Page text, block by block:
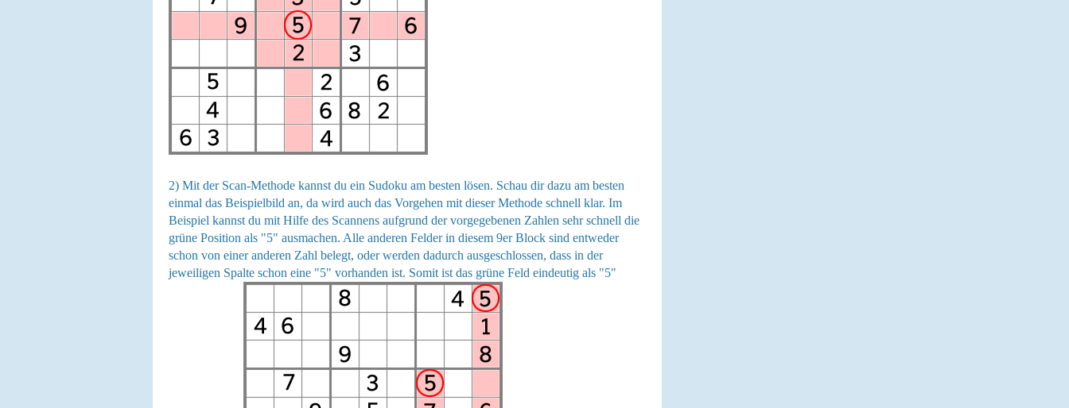
2) Mit der Scan-Methode kannst du ein Sudoku am besten lösen. Schau dir dazu am besten
einmal das Beispielbild an, da wird auch das Vorgehen mit dieser Methode schnell klar. Im
Beispiel kannst du mit Hilfe des Scannens aufgrund der vorgegebenen Zahlen sehr schnell die
grüne Position als "5" ausmachen. Alle anderen Felder in diesem 9er Block sind entweder
schon von einer anderen Zahl belegt, oder werden dadurch ausgeschlossen, dass in der
jeweiligen Spalte schon eine "5" vorhanden ist. Somit ist das grüne Feld eindeutig als "5"